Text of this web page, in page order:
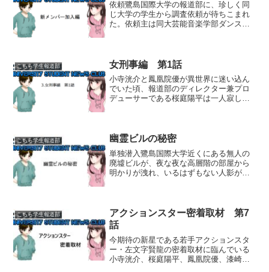
依頼鷺島国際大学の報道部に、珍しく同
じ大学の学生から調査依頼が待ちこまれ
た。依頼主は同大芸能音楽学部ダンス＆
のだという。「友達の悠里...
こちら学生報道部 女刑事編 第1話
小寺洸介と鳳凰院優が異世界に迷い込ん
でいた頃、報道部のディレクター兼プロ
デューサーである桜庭陽平は一人寂しく
の現実主義者である陽平は...
こちら学生報道部 幽霊ビルの秘密
単独潜入鷺島国際大学近くにある無人の
廃墟ビルが、夜な夜な高層階の部屋から
明かりが洩れ、いるはずもない人影が動
るのにそう時間はかからなか...
こちら学生報道部
アクションスター密着取材 第7
話
今期待の新星である若手アクションスタ
ー・左文字賢龍の密着取材に臨んでいる
小寺洸介、桜庭陽平、鳳凰院優、漆崎亜